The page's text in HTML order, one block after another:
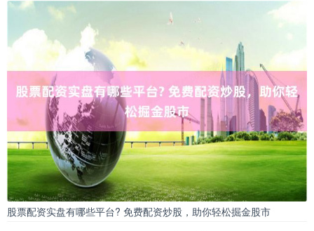
股票配资实盘有哪些平台? 免费配资炒股，助你轻松掘金股市